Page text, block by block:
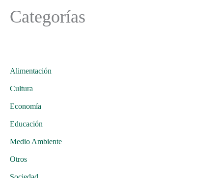
Categorías
Alimentación
Cultura
Economía
Educación
Medio Ambiente
Otros